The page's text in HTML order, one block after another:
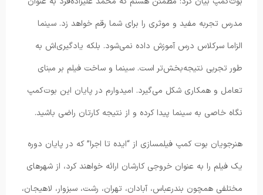
مدرس تجربه مفید و موثری را برای شما رقم خواهد زد. سینما
الزاما سرکلاس درس آموزش داده نمی‌شود. بلکه یادگیری‌اش به
طور تجربی نتیجه‌بخش‌تر است. سینما و ساخت فیلم بر مبنای
تعامل و همکاری شکل می‌گیرد. امیدوارم در پایان این بوت‌کمپ
نگاه خاصی به سینما پیدا کرده و از نتیجه کارتان راضی باشید.
هنرجویان بوت کمپ فیلمسازی از “ایده تا اجرا” که در پایان دوره
یک فیلم را به عنوان خروجی کارشان ارائه خواهند کرد، از شهرهای
مختلفی همچون بندرعباس، آبادان، تهران، رشت، سبزوار، لاهیجان،